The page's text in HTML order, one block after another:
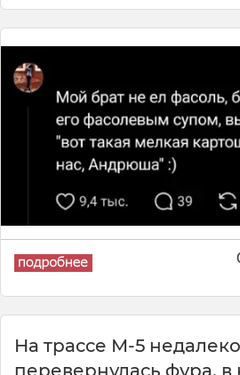
На трассе М-5 недалеко
перевернулась фура, в